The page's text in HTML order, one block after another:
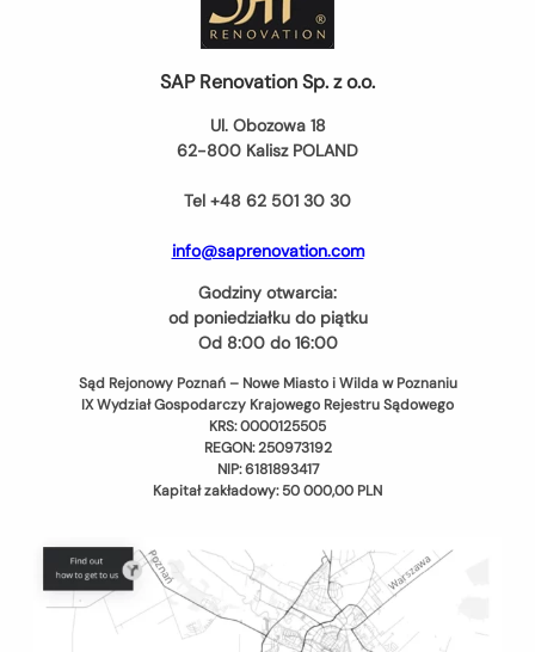
SAP Renovation Sp. z o.o.
Ul. Obozowa 18
62-800 Kalisz POLAND
Tel +48 62 501 30 30
info@saprenovation.com
Godziny otwarcia:
od poniedziałku do piątku
Od 8:00 do 16:00
Sąd Rejonowy Poznań – Nowe Miasto i Wilda w Poznaniu
IX Wydział Gospodarczy Krajowego Rejestru Sądowego
KRS: 0000125505
REGON: 250973192
NIP: 6181893417
Kapitał zakładowy: 50 000,00 PLN